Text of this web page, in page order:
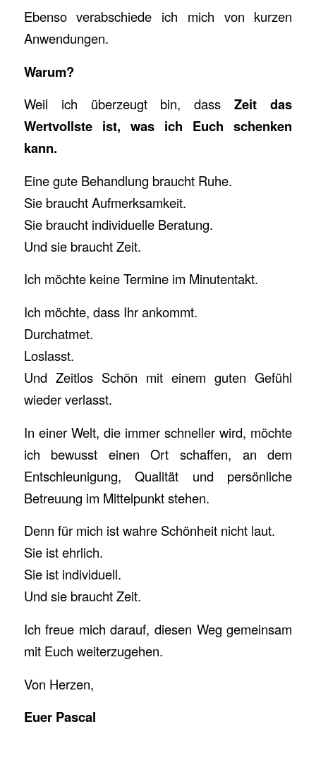
Ebenso verabschiede ich mich von kurzen
Anwendungen.
Warum?
Weil ich überzeugt bin, dassZeit das
Wertvollste ist, was ich Euch schenken
kann.
Eine gute Behandlung braucht Ruhe.
Sie braucht Aufmerksamkeit.
Sie braucht individuelle Beratung.
Und sie braucht Zeit.
Ich möchte keine Termine im Minutentakt.
Ich möchte, dass Ihr ankommt.
Durchatmet.
Loslasst.
Und Zeitlos Schön mit einem guten Gefühl
wieder verlasst.
In einer Welt, die immer schneller wird, möchte
ich bewusst einen Ort schaffen, an dem
Entschleunigung, Qualität und persönliche
Betreuung im Mittelpunkt stehen.
Denn für mich ist wahre Schönheit nicht laut.
Sie ist ehrlich.
Sie ist individuell.
Und sie braucht Zeit.
Ich freue mich darauf, diesen Weg gemeinsam
mit Euch weiterzugehen.
Von Herzen,
Euer Pascal